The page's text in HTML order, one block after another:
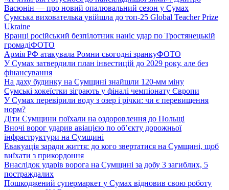
Васюнін — про новий опалювальний сезон у Сумах
Сумська вихователька увійшла до топ-25 Global Teacher Prize
Ukraine
Вранці російський безпілотник наніс удар по Тростянецькій
громадіФОТО
Армія РФ атакувала Ромни сьогодні зранкуФОТО
У Сумах затвердили план інвестицій до 2029 року, але без
фінансування
На даху будинку на Сумщині знайшли 120-мм міну
Сумські хокеїстки зіграють у фіналі чемпіонату Європи
У Сумах перевірили воду з озер і річки: чи є перевищення
норм?
Діти Сумщини поїхали на оздоровлення до Польщі
Вночі ворог ударив авіацією по обʼєкту дорожньої
інфраструктури на Сумщині
Евакуація заради життя: до кого звертатися на Сумщині, щоб
виїхати з прикордоння
Внаслідок ударів ворога на Сумщині за добу 3 загиблих, 5
постраждалих
Пошкоджений супермаркет у Сумах відновив свою роботу